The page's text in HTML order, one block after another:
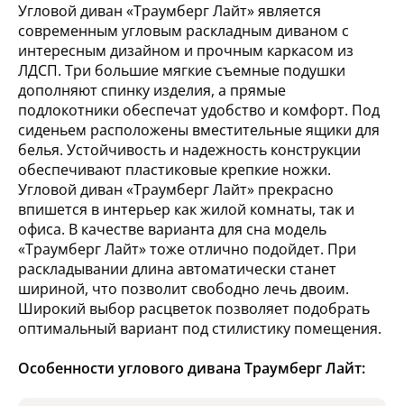
Угловой диван «Траумберг Лайт» является
современным угловым раскладным диваном с
интересным дизайном и прочным каркасом из
ЛДСП. Три большие мягкие съемные подушки
дополняют спинку изделия, а прямые
подлокотники обеспечат удобство и комфорт. Под
сиденьем расположены вместительные ящики для
белья. Устойчивость и надежность конструкции
обеспечивают пластиковые крепкие ножки.
Угловой диван «Траумберг Лайт» прекрасно
впишется в интерьер как жилой комнаты, так и
офиса. В качестве варианта для сна модель
«Траумберг Лайт» тоже отлично подойдет. При
раскладывании длина автоматически станет
шириной, что позволит свободно лечь двоим.
Широкий выбор расцветок позволяет подобрать
оптимальный вариант под стилистику помещения.
Особенности углового дивана Траумберг Лайт: